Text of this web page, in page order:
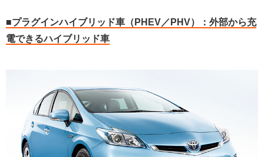
■プラグインハイブリッド車（PHEV／PHV）：外部から充
電できるハイブリッド車